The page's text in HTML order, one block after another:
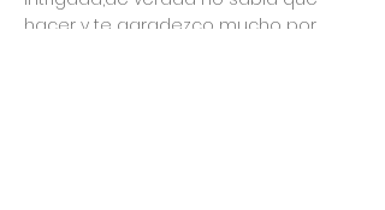
hacer y te agradezco mucho por